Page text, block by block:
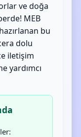
ve doğa
MEB
bu
dolu
iletişim
yardımcı